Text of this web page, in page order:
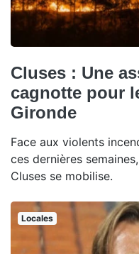
Cluses : Une
cagnotte pour
Gironde
Face aux violents
ces dernières
Cluses se mobilise.
Locales